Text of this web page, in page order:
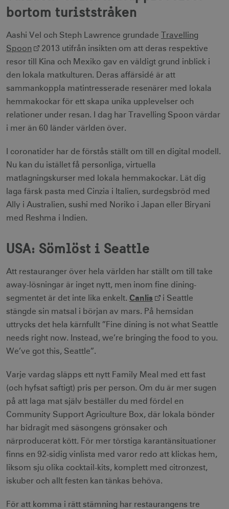
bortom turiststråken
Aashi Vel och Steph Lawrence grundade
Travelling
Spoon
2013 utifrån insikten om att deras respektive
resor till Kina och Mexiko gav en väldigt grund inblick i
den lokala matkulturen. Deras affärsidé är att
sammankoppla matintresserade resenärer med lokala
hemmakockar för ett skapa unika upplevelser och
relationer under resan. I dag har Travelling Spoon värdar
i mer än 60 länder världen över.
I coronatider har de förstås ställt om till en digital modell.
Nu kan du istället få personliga, virtuella
matlagningskurser med lokala hemmakockar. Lät dig
laga färsk pasta med Cinzia i Italien, surdegsbröd med
Ally i Australien, sushi med Noriko i Japan eller Biryani
med Reshma i Indien.
USA: Sömlöst i Seattle
Att restauranger över hela världen har ställt om till take
away-lösningar är inget nytt, men inom fine dining-
segmentet är det inte lika enkelt. Canlis
i Seattle
stängde sin matsal i början av mars. På hemsidan
uttrycks det hela kärnfullt ”Fine dining is not what Seattle
needs right now. Instead, we’re bringing the food to you.
We’ve got this, Seattle”.
Varje vardag släpps ett nytt Family Meal med ett fast
(och hyfsat saftigt) pris per person. Om du är mer sugen
på att laga mat själv beställer du med fördel en
Community Support Agriculture Box, där lokala bönder
har bidragit med säsongens grönsaker och
närproducerat kött. För mer törstiga karantänsituationer
finns en 92-sidig vinlista med varor redo att klickas hem,
liksom sju olika cocktail-kits, komplett med citronzest,
iskuber och allt festen kan tänkas behöva.
För att komma i rätt stämning har restaurangens tre
Leverantör / Domän
csrftoken
.visitsweden.com
receive-cookie-
deprecation
.doubleclick.net
månader
CookieScriptConsent
CookieScript
corporate.visitsweden.com
.vimeo.com
receive-cookie-
deprecation
.adnxs.com
JSESSIONID
Oracle Corporation
Session
li_gc
LinkedIn Corporation
.linkedin.com
6
månader